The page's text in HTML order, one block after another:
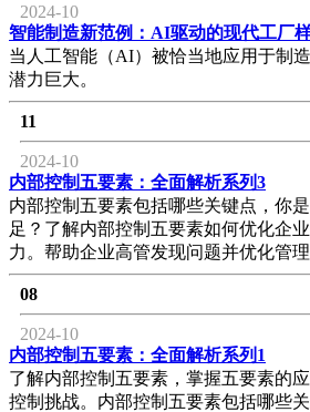
2024-10
智能制造新范例：AI驱动的现代工厂
当人工智能（AI）被恰当地应用于制
潜力巨大。
11
2024-10
内部控制五要素：全面解析系列3
内部控制五要素包括哪些关键点，你
足？了解内部控制五要素如何优化企
力。帮助企业高管发现问题并优化管理
08
2024-10
内部控制五要素：全面解析系列1
了解内部控制五要素，掌握五要素的
控制挑战。内部控制五要素包括哪些